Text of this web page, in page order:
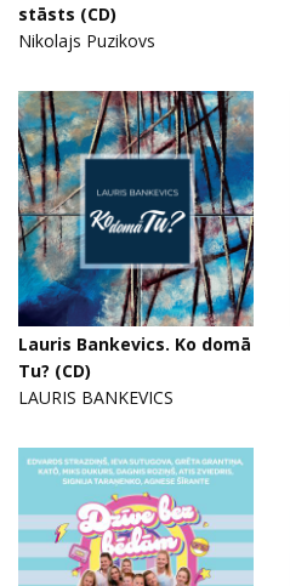
stāsts (CD)
Nikolajs Puzikovs
Lauris Bankevics. Ko domā
Tu? (CD)
LAURIS BANKEVICS